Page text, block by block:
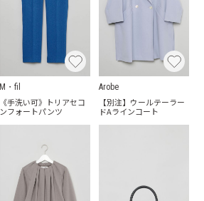
M・fil
《手洗い可》トリアセコ
ンフォートパンツ
Arobe
【別注】ウールテーラー
ドAラインコート